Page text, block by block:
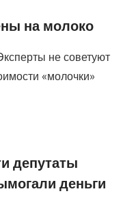
на молоко
не советуют
«молочки»
депутаты
деньги